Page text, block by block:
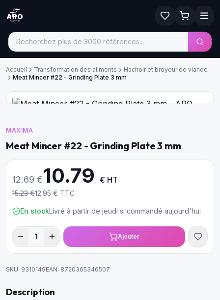
Accueil Transformation des aliments
Hachoir et broyeur de viande
Meat Mincer #22 - Grinding Plate 3 mm
MAXIMA
Meat Mincer #22 - Grinding Plate 3 mm
12.69€10.79 € HT
15.23€12.95 € TTC
En stockLivré à partir de jeudi si commandé aujourd'hui
1 Ajouter
SKU: 9310149EAN: 8720365346507
Description